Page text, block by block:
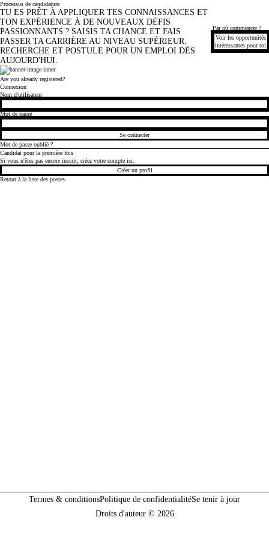
Processus de candidature
TU ES PRÊT À APPLIQUER TES CONNAISSANCES ET
TON EXPÉRIENCE À DE NOUVEAUX DÉFIS
PASSIONNANTS ? SAISIS TA CHANCE ET FAIS
PASSER TA CARRIÈRE AU NIVEAU SUPÉRIEUR.
RECHERCHE ET POSTULE POUR UN EMPLOI DÈS
AUJOURD'HUI.
Par où commencer ?
Voir les opportunités
intéressantes pour toi
Are you already registered?
Connexion
Nom d'utilisateur
Mot de passe
Se connecter
Mot de passe oublié ?
Candidat pour la première fois
Si vous n'êtes pas encore inscrit, créez votre compte ici.
Créer un profil
Retour à la liste des postes
Termes & conditionsPolitique de confidentialitéSe tenir à jour
Droits d'auteur © 2026